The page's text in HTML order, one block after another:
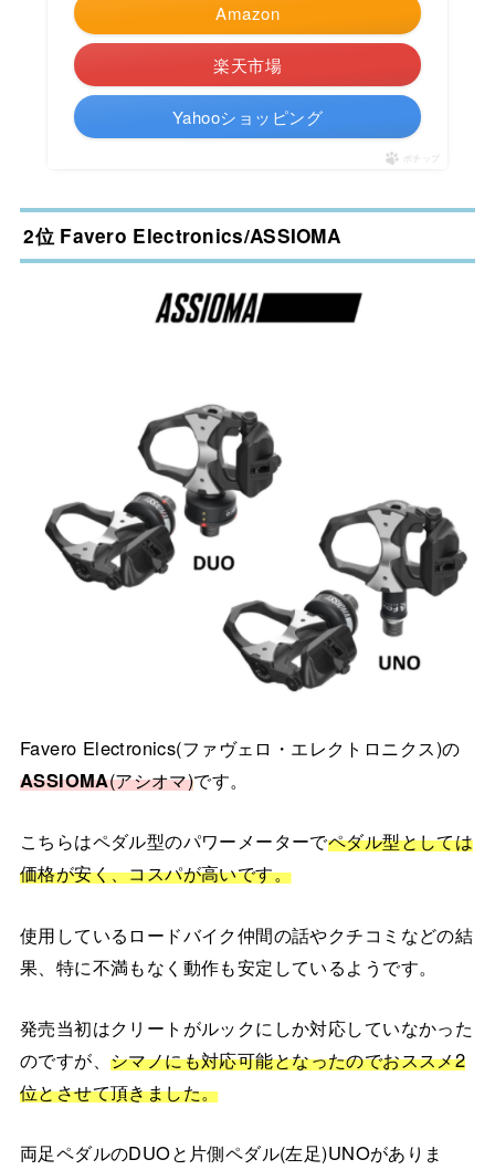
Amazon
楽天市場
Yahooショッピング
ポチップ
2位 Favero Electronics/ASSIOMA
Favero Electronics(ファヴェロ・エレクトロニクス)の
ASSIOMA(アシオマ)です。
こちらはペダル型のパワーメーターでペダル型としては
価格が安く、コスパが高いです。
使用しているロードバイク仲間の話やクチコミなどの結
果、特に不満もなく動作も安定しているようです。
発売当初はクリートがルックにしか対応していなかった
のですが、 シマノにも対応可能となったのでおススメ2
位とさせて頂きました。
両足ペダルのDUOと片側ペダル(左足)UNOがありま